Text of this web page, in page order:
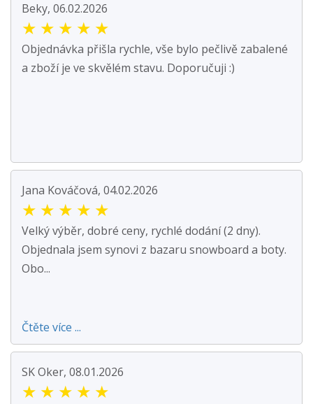
Beky, 06.02.2026
★ ★ ★ ★ ★
Objednávka přišla rychle, vše bylo pečlivě zabalené
a zboží je ve skvělém stavu. Doporučuji :)
Jana Kováčová, 04.02.2026
★ ★ ★ ★ ★
Velký výběr, dobré ceny, rychlé dodání (2 dny).
Objednala jsem synovi z bazaru snowboard a boty.
Obo...
Čtěte více ...
SK Oker, 08.01.2026
★ ★ ★ ★ ★